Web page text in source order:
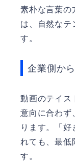
素朴な言葉の
は、自然なテ
す。
企業側か
動画のテイス
意向に合わず
ります。「
れても、最低
す。